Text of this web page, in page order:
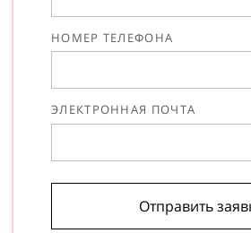
НОМЕР ТЕЛЕФОНА
ЭЛЕКТРОННАЯ ПОЧТА
Отправить